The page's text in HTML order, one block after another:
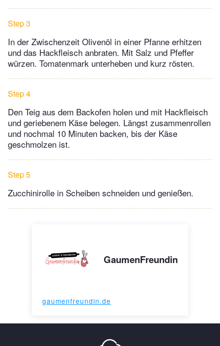
Step 3
In der Zwischenzeit Olivenöl in einer Pfanne erhitzen
und das Hackfleisch anbraten. Mit Salz und Pfeffer
würzen. Tomatenmark unterheben und kurz rösten.
Step 4
Den Teig aus dem Backofen holen und mit Hackfleisch
und geriebenem Käse belegen. Längst zusammenrollen
und nochmal 10 Minuten backen, bis der Käse
geschmolzen ist.
Step 5
Zucchinirolle in Scheiben schneiden und genießen.
GaumenFreundin
gaumenfreundin.de